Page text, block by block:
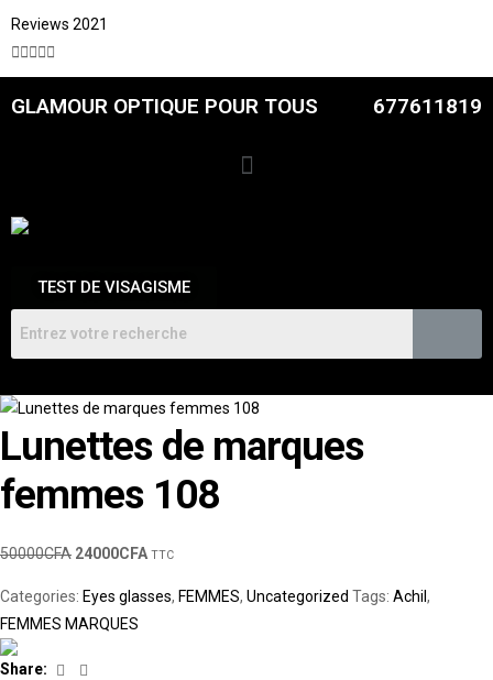
Reviews 2021

GLAMOUR OPTIQUE POUR TOUS 677611819
TEST DE VISAGISME
Lunettes de marques
femmes 108
50000CFA 24000CFA TTC
Categories: Eyes glasses, FEMMES, Uncategorized Tags: Achil ,
FEMMES MARQUES
Share: Facebook